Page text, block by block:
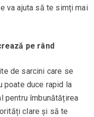
va ajuta să te simți mai
pe rând
de sarcini care se
poate duce rapid la
pentru îmbunătățirea
clare și să te